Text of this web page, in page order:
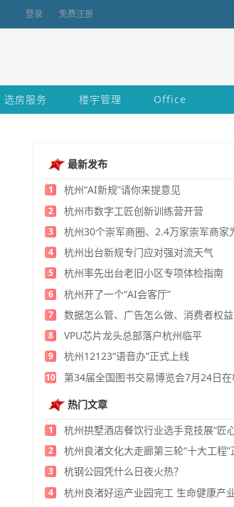
登录 免费注册
选房服务 楼宇管理 Office
最新发布
1 杭州“AI新规”请你来提意见
2 杭州市数字工匠创新训练营开营
3 杭州30个崇军商圈、2.4万家崇军商家
4 杭州出台新规专门应对强对流天气
5 杭州率先出台老旧小区专项体检指南
6 杭州开了一个“AI会客厅”
7 数据怎么管、广告怎么做、消费者权益
8 VPU芯片龙头总部落户杭州临平
9 杭州12123“语音办”正式上线
10
第34届全国图书交易博览会7月24日
热门文章
1 杭州拱墅酒店餐饮行业选手竞技展“匠
2 杭州良渚文化大走廊第三轮“十大工程
3 杭钢公园凭什么日夜火热？
4 杭州良渚好运产业园完工 生命健康产